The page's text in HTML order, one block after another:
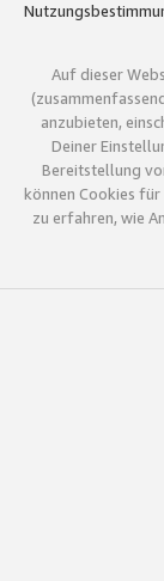
Auf dieser
anzubieten,
Deiner
Bereitstellung
können Cookies
zu erfahren, wie